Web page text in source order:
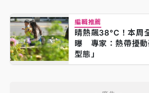
編輯推薦
晴熱飆38°C！本周
曝 專家：熱帶擾動
型態」